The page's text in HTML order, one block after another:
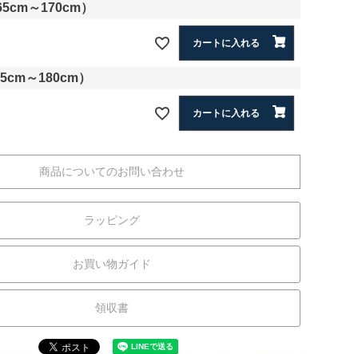
～170cm）
カートに入れる
～180cm）
カートに入れる
商品についてのお問い合わせ
ラッピング
お買い物ガイド
領収書